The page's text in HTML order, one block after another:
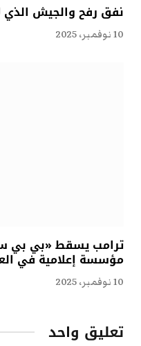
نفق رفح والجيش الذي
10 نوفمبر، 2025
ترامب يسقط «بي بي
مؤسسة إعلامية في
10 نوفمبر، 2025
تعليق واحد